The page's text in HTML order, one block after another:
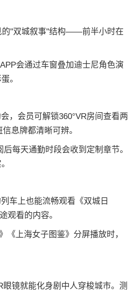
的"双城叙事"结构——前半小时在
会通过车窗叠加迪士尼角色演
。
，会员可解锁360°VR房间查看两
息牌都清晰可辨。
每天通勤时段会收到定制章节。
车上也能流畅观看《双城日
观看的内容。
《上海女子图鉴》分屏播放时，
镜就能化身剧中人穿梭城市。测